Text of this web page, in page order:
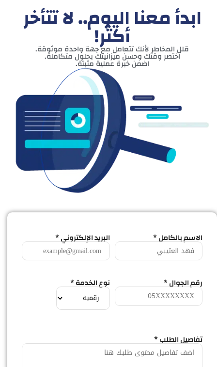
ابدأ معنا اليوم.. لا تتأخر
أكثر!
قلل المخاطر لأنك تتعامل مع جهة واحدة موثوقة.
اختصر وقتك وحسن ميزانيتك بحلول متكاملة.
اضمن خبرة عملية مثبتة.
الاسم بالكامل * البريد الإلكتروني *
رقم الجوال * نوع الخدمة *
تفاصيل الطلب *